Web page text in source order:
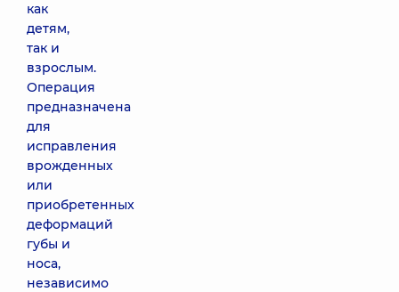
как
детям,
так и
взрослым.
Операция
предназначена
для
исправления
врожденных
или
приобретенных
деформаций
губы и
носа,
независимо